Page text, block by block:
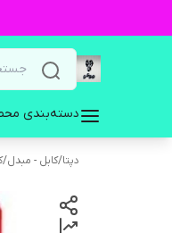
دسته‌بندی
دپتا/کابل - مبدل/